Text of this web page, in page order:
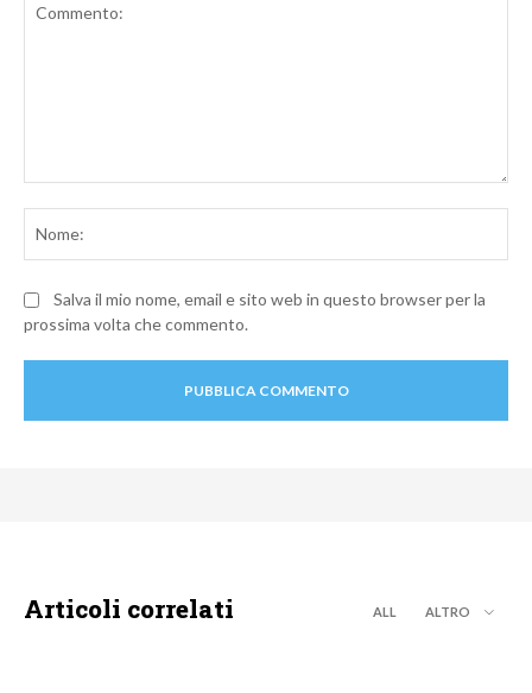
Salva il mio nome, email e sito web in questo browser per la
prossima volta che commento.
Articoli correlati ALL ALTRO